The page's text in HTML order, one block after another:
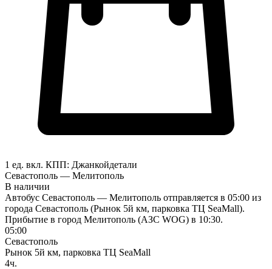
1 ед. вкл. КПП: Джанкойдетали
Севастополь — Мелитополь
В наличии
Автобус Севастополь — Мелитополь отправляется в 05:00 из
города Севастополь (Рынок 5й км, парковка ТЦ SeaMall).
Прибытие в город Мелитополь (АЗС WOG) в 10:30.
05:00
Севастополь
Рынок 5й км, парковка ТЦ SeaMall
4ч.